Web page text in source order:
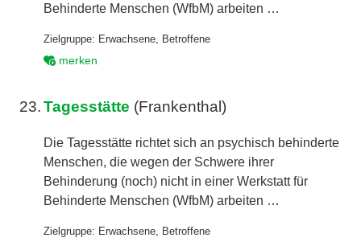
Behinderte Menschen (WfbM) arbeiten …
Zielgruppe: Erwachsene
Betroffene
merken
23. Tagesstätte (Frankenthal)
Die Tagesstätte richtet sich an psychisch behinderte
Menschen, die wegen der Schwere ihrer
Behinderung (noch) nicht in einer Werkstatt für
Behinderte Menschen (WfbM) arbeiten …
Zielgruppe: Erwachsene, Betroffene